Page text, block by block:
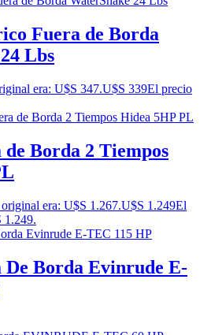
Fuera de Borda
Lbs
era: U$S 347.U$S 339El precio
Borda 2 Tiempos
era: U$S 1.267.U$S 1.249El
1.249.
Borda Evinrude E-